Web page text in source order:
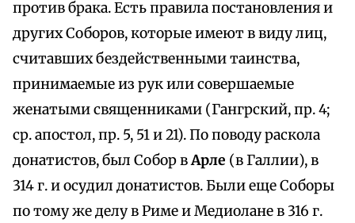
против брака. Есть правила постановления и
других Соборов, которые имеют в виду лиц,
считавших бездейственными таинства,
принимаемые из рук или совершаемые
женатыми священниками (Гангрский, пр. 4;
ср. апостол, пр. 5, 51 и 21). По поводу раскола
донатистов, был Собор вАрле (в Галлии), в
314 г. и осудил донатистов. Были еще Соборы
по тому же делу в Риме и Медиолане в 316 г.